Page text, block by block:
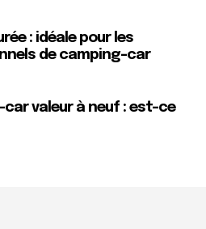
: idéale pour les
de camping-car
valeur à neuf : est-ce